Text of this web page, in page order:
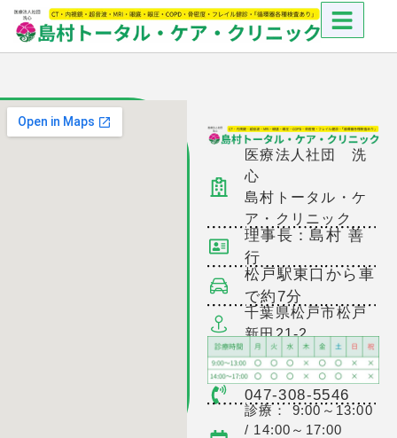
医療法人社団 洗
心
島村トータル・ケ
ア・クリニック
理事長：島村 善
行
松戸駅東口から車
で約7分
千葉県松戸市松戸
新田21-2
047-308-5546
診療： 9:00～13:00
/ 14:00～17:00